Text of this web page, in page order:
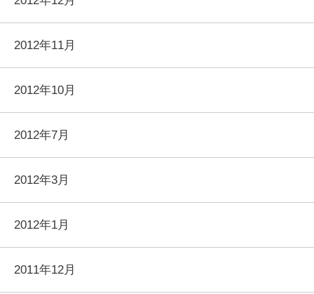
2012年11月
2012年10月
2012年7月
2012年3月
2012年1月
2011年12月